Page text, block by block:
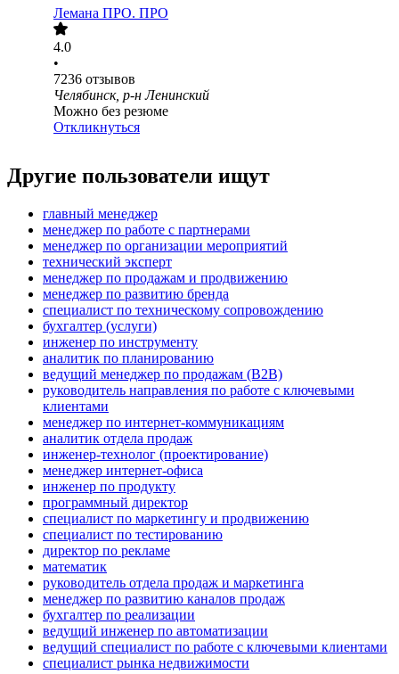
Лемана ПРО. ПРО
4.0
•
7236 отзывов
Челябинск, р-н Ленинский
Можно без резюме
Откликнуться
Другие пользователи ищут
главный менеджер
менеджер по работе с партнерами
менеджер по организации мероприятий
технический эксперт
менеджер по продажам и продвижению
менеджер по развитию бренда
специалист по техническому сопровождению
бухгалтер (услуги)
инженер по инструменту
аналитик по планированию
ведущий менеджер по продажам (B2B)
руководитель направления по работе с ключевыми
клиентами
менеджер по интернет-коммуникациям
аналитик отдела продаж
инженер-технолог (проектирование)
менеджер интернет-офиса
инженер по продукту
программный директор
специалист по маркетингу и продвижению
специалист по тестированию
директор по рекламе
математик
руководитель отдела продаж и маркетинга
менеджер по развитию каналов продаж
бухгалтер по реализации
ведущий инженер по автоматизации
ведущий специалист по работе с ключевыми клиентами
специалист рынка недвижимости